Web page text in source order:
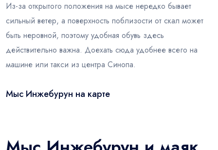
Из-за открытого положения на мысе нередко бывает
сильный ветер, а поверхность поблизости от скал может
быть неровной, поэтому удобная обувь здесь
действительно важна. Доехать сюда удобнее всего на
машине или такси из центра Синопа.
Мыс Инжебурун на карте